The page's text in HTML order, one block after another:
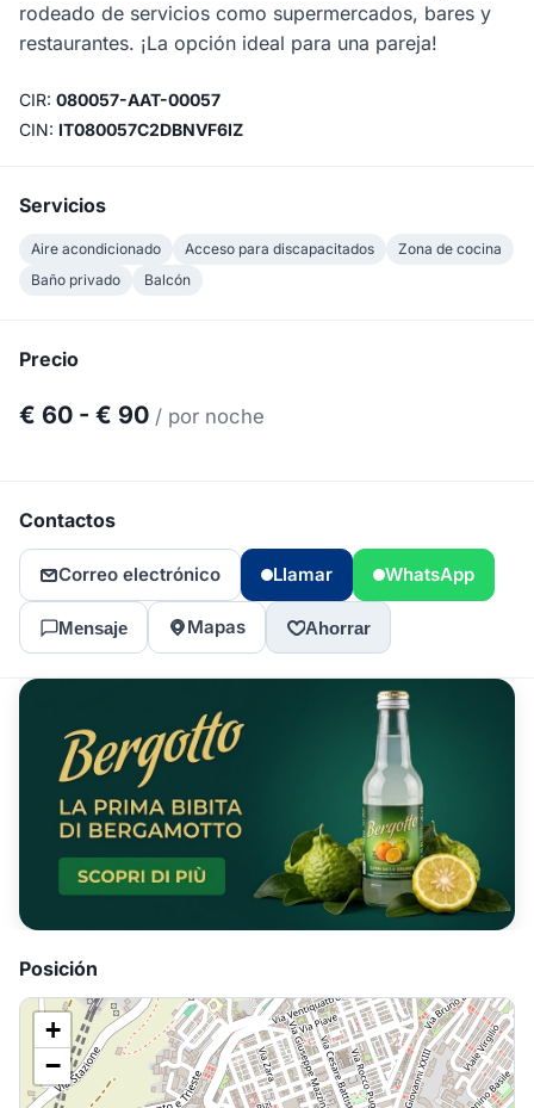
rodeado de servicios como supermercados, bares y
restaurantes. ¡La opción ideal para una pareja!
CIR: 080057-AAT-00057
CIN: IT080057C2DBNVF6IZ
Servicios
Aire acondicionado Acceso para discapacitados
Zona de cocina
Baño privado
Balcón
Precio
€ 60 - € 90 / por noche
Contactos
Correo electrónico Llamar WhatsApp
Mensaje Mapas Ahorrar
Posición
+
−